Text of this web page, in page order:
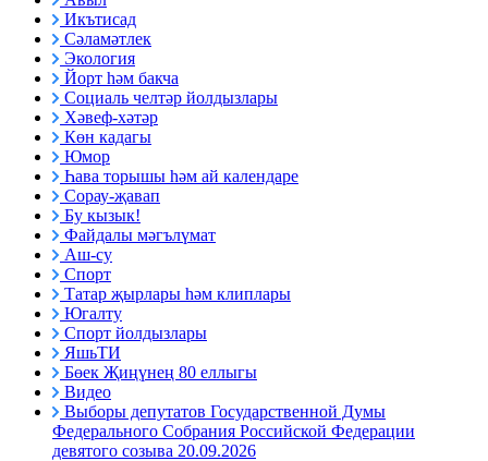
Икътисад
Сәламәтлек
Экология
Йорт һәм бакча
Социаль челтәр йолдызлары
Хәвеф-хәтәр
Көн кадагы
Юмор
Һава торышы һәм ай календаре
Сорау-җавап
Бу кызык!
Файдалы мәгълүмат
Аш-су
Спорт
Татар җырлары һәм клиплары
Югалту
Спорт йолдызлары
ЯшьТИ
Бөек Җиңүнең 80 еллыгы
Видео
Выборы депутатов Государственной Думы
Федерального Собрания Российской Федерации
девятого созыва 20.09.2026